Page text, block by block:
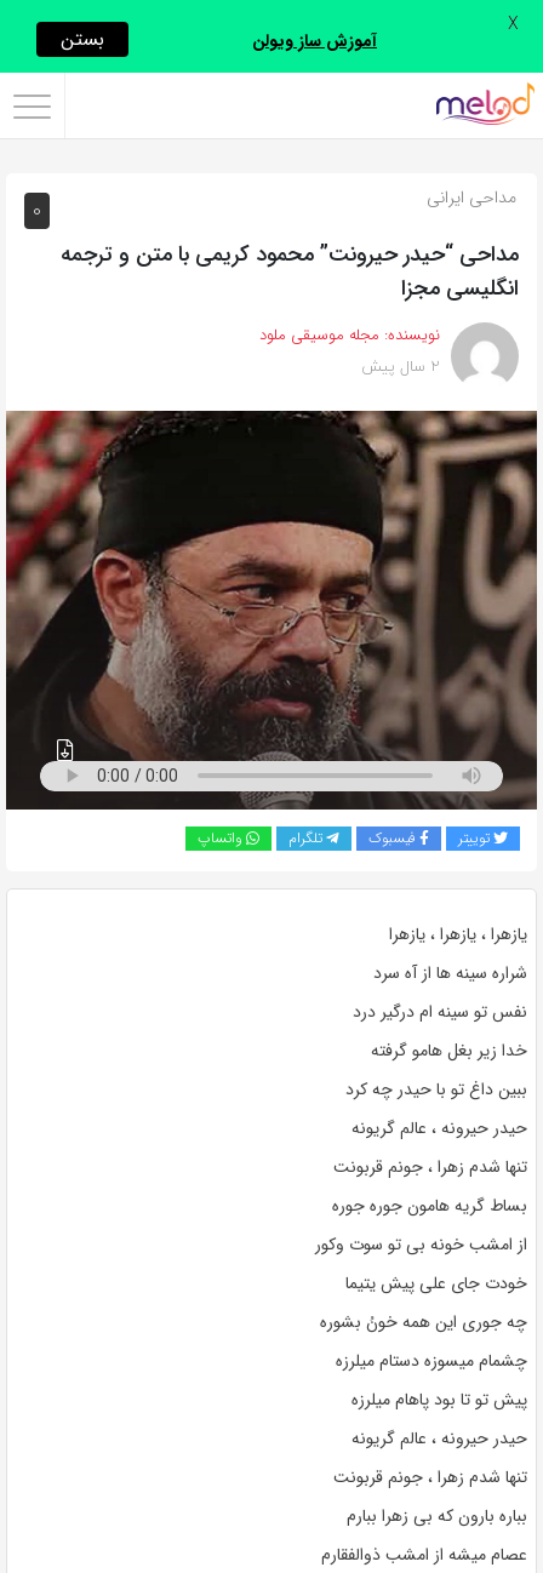
اشتراک
با
روش‌های
زیر
این
صفحه
را
با
دوستان
به
اشتراک
بگذارید.
لینک
0 مداحی ایرانی
مداحی “حیدر حیرونت” محمود کریمی با متن و ترجمه
انگلیسی مجزا
نویسنده: مجله موسیقی ملود
2 سال پیش
توییتر فیسبوک تلگرام واتساپ
یازهرا ، یازهرا ، یازهرا
شراره سینه ها از آه سرد
نفس تو سینه ام درگیر درد
خدا زیر بغل هامو گرفته
ببین داغ تو با حیدر چه کرد
حیدر حیرونه ، عالم گریونه
تنها شدم زهرا ، جونم قربونت
بساط گریه هامون جوره جوره
از امشب خونه بی تو سوت وکور
خودت جای علی پیش یتیما
چه جوری این همه خونُ بشوره
چشمام میسوزه دستام میلرزه
پیش تو تا بود پاهام میلرزه
حیدر حیرونه ، عالم گریونه
تنها شدم زهرا ، جونم قربونت
بباره بارون که بی زهرا ببارم
عصام میشه از امشب ذوالفقارم
آموزش ساز ویولن بستن X